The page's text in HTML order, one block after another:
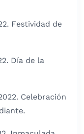
Festividad de
Día de la
Celebración